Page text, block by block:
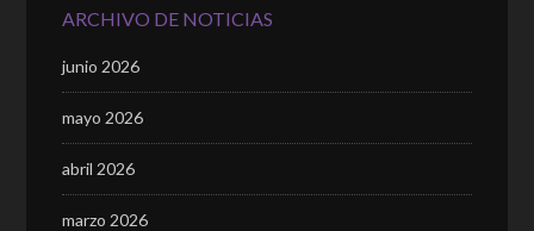
ARCHIVO DE NOTICIAS
junio 2026
mayo 2026
abril 2026
marzo 2026